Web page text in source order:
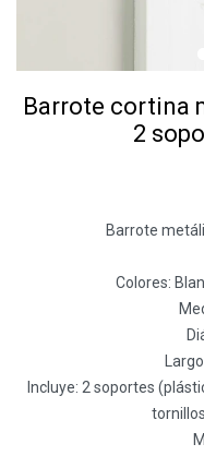
Barrote cortina
2
Barrote
Colores:
Incluye: 2 soportes